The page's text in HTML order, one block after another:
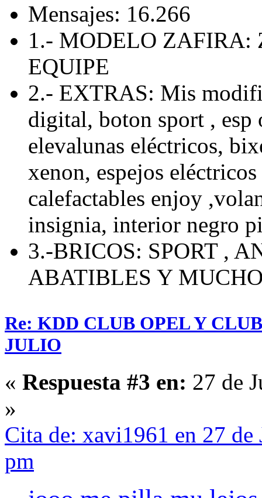
Mensajes: 16.266
1.- MODELO ZAFIRA:
EQUIPE
2.- EXTRAS: Mis
digital, boton sport , esp
elevalunas eléctricos,
xenon, espejos
calefactables enjoy
insignia, interior negro
3.-BRICOS: SPORT ,
ABATIBLES Y
Re: KDD CLUB OPEL Y
JULIO
« Respuesta #3 en: 27 de
»
Cita de: xavi1961 en 27
pm